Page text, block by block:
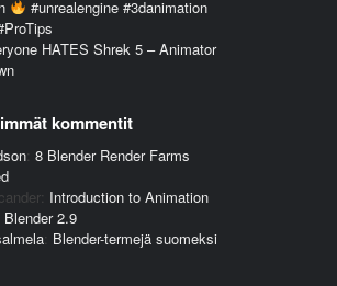
#unrealengine #3danimation
HATES Shrek 5 – Animator
kommentit
: 8 Blender Render Farms
: Introduction to Animation
Blender 2.9
: Blender-termejä suomeksi